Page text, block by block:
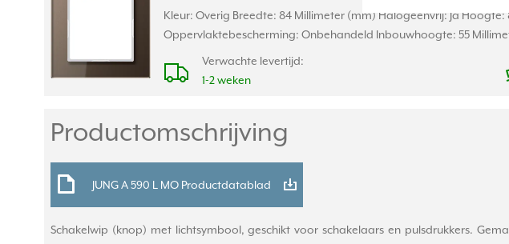
Kleur: Overig Breedte: 84 Millimeter (mm) Halogeenvrij: Ja
Oppervlaktebescherming: Onbehandeld Inbouwhoogte: 55
Verwachte levertijd:
1-2 weken
Productomschrijving
JUNG A 590 L MO Productdatablad
Schakelwip (knop) met lichtsymbool, geschikt voor schakelaars en pulsdrukkers.